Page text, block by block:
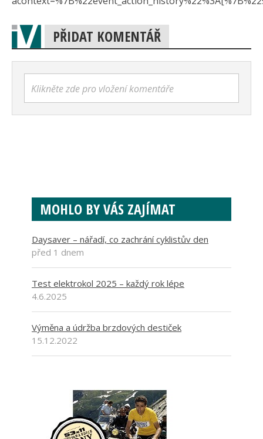
PŘIDAT KOMENTÁŘ
Klikněte zde pro vložení komentáře
MOHLO BY VÁS ZAJÍMAT
Daysaver – nářadí, co zachrání cyklistův den
před 1 dnem
Test elektrokol 2025 – každý rok lépe
4.6.2025
Výměna a údržba brzdových destiček
15.12.2022